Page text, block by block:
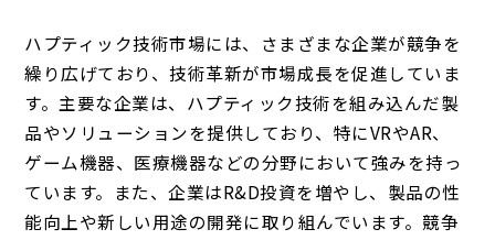
ハプティック技術市場には、さまざまな企業が競争を
繰り広げており、技術革新が市場成長を促進していま
す。主要な企業は、ハプティック技術を組み込んだ製
品やソリューションを提供しており、特にVRやAR、
ゲーム機器、医療機器などの分野において強みを持っ
ています。また、企業はR&D投資を増やし、製品の性
能向上や新しい用途の開発に取り組んでいます。競争